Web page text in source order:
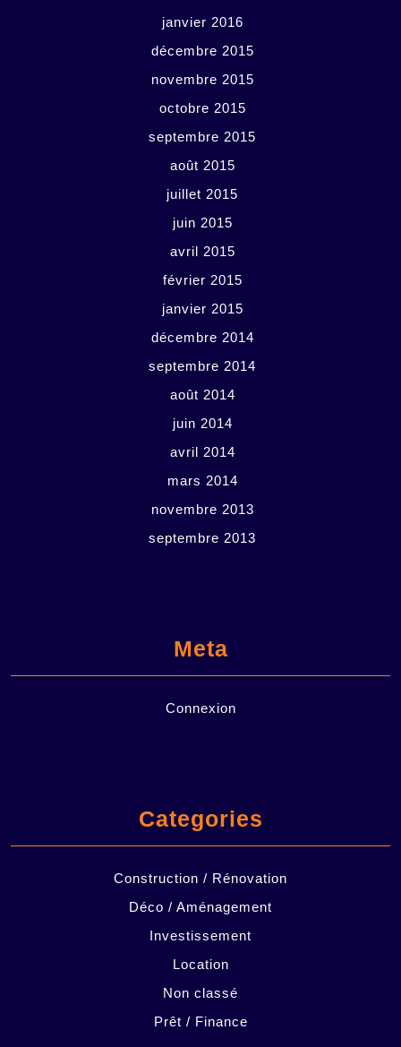
janvier 2016
décembre 2015
novembre 2015
octobre 2015
septembre 2015
août 2015
juillet 2015
juin 2015
avril 2015
février 2015
janvier 2015
décembre 2014
septembre 2014
août 2014
juin 2014
avril 2014
mars 2014
novembre 2013
septembre 2013
Meta
Connexion
Categories
Construction / Rénovation
Déco / Aménagement
Investissement
Location
Non classé
Prêt / Finance